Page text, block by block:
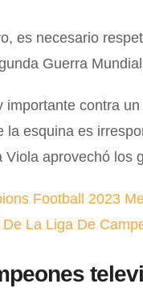
es necesario
Guerra
importante contra
la esquina es
Viola aprovechó los
Football 2023
La Liga De